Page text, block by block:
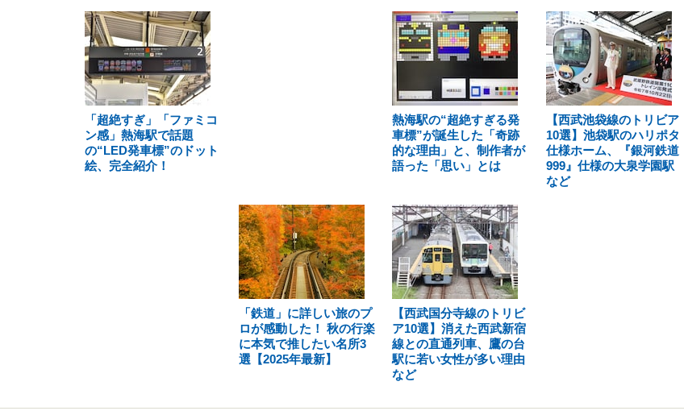
「超絶すぎ」「ファミコ
ン感」熱海駅で話題
の“LED発車標”のドット
絵、完全紹介！
熱海駅の“超絶すぎる発
車標”が誕生した「奇跡
的な理由」と、制作者が
語った「思い」とは
【西武池袋線のトリビア
10選】池袋駅のハリポタ
仕様ホーム、『銀河鉄道
999』仕様の大泉学園駅
など
「鉄道」に詳しい旅のプ
ロが感動した！ 秋の行楽
に本気で推したい名所3
選【2025年最新】
【西武国分寺線のトリビ
ア10選】消えた西武新宿
線との直通列車、鷹の台
駅に若い女性が多い理由
など